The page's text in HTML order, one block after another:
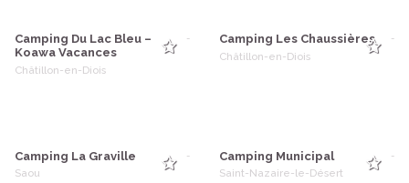
-
Camping Du Lac Bleu –
Koawa Vacances
Châtillon-en-Diois
-
Camping Les Chaussières
Châtillon-en-Diois
-
Camping La Graville
Saou
-
Camping Municipal
Saint-Nazaire-le-Désert